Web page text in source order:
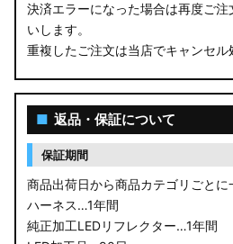
決済エラーになった場合は再度ご
いします。
重複したご注文は当店でキャンセル
■ 返品・保証について
保証期間
商品出荷日から商品カテゴリごとに
ハーネス…1年間
純正加工LEDリフレクター…1年間